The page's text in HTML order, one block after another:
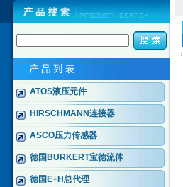
ATOS液压元件
HIRSCHMANN连接器
ASCO压力传感器
德国BURKERT宝德流体
德国E+H总代理